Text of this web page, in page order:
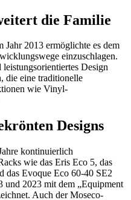
die Familie
2013 ermöglichte es dem
einzuschlagen.
Design
die eine traditionelle
wie Vinyl-
Designs
kontinuierlich
wie das Eris Eco 5, das
das Evoque Eco 60-40 SE2
und 2023 mit dem „Equipment
Auch der Moseco-